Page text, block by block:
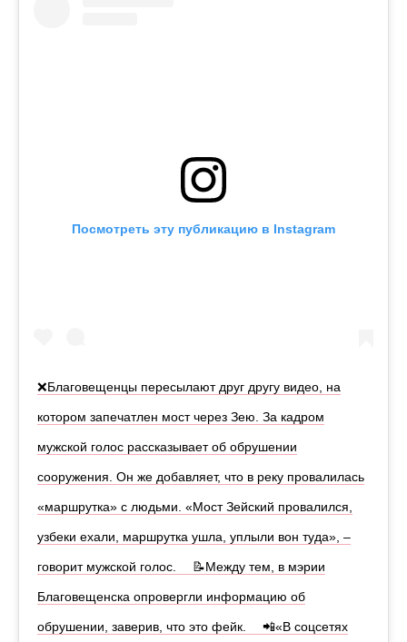
Посмотреть эту публикацию в Instagram
❌Благовещенцы пересылают друг другу видео, на
котором запечатлен мост через Зею. За кадром
мужской голос рассказывает об обрушении
сооружения. Он же добавляет, что в реку провалилась
«маршрутка» с людьми. «Мост Зейский провалился,
узбеки ехали, маршрутка ушла, уплыли вон туда», –
говорит мужской голос. ⠀ 📝Между тем, в мэрии
Благовещенска опровергли информацию об
обрушении, заверив, что это фейк. ⠀ 📲«В соцсетях